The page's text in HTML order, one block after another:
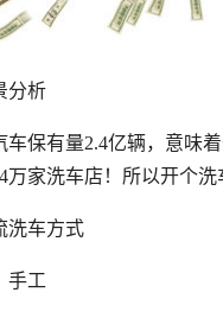
分析
车保有量2.4亿辆，意味
万家洗车店！所以开个洗
洗车方式
手工